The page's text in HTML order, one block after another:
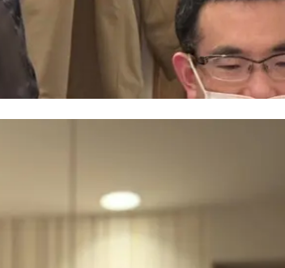
スタッフ紹介
働きやすい職場